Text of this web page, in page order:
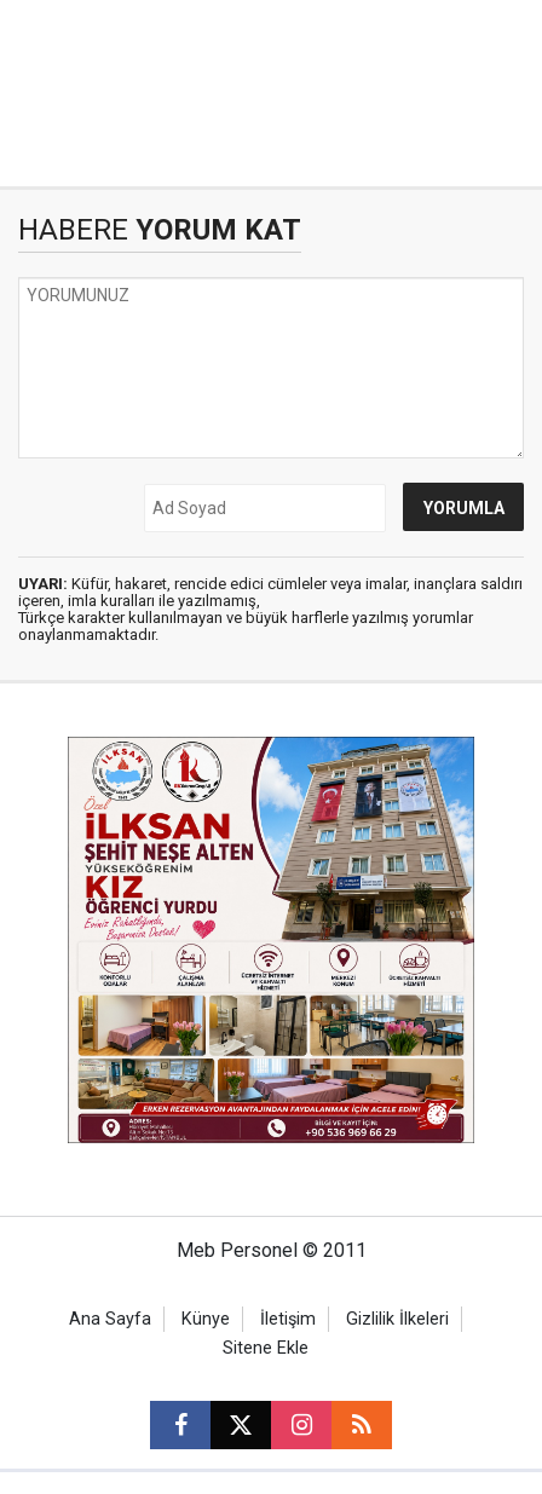
HABERE YORUM KAT
UYARI: Küfür, hakaret, rencide edici cümleler veya imalar, inançlara saldırı
içeren, imla kuralları ile yazılmamış,
Türkçe karakter kullanılmayan ve büyük harflerle yazılmış yorumlar
onaylanmamaktadır.
Meb Personel © 2011
Ana Sayfa Künye İletişim
Gizlilik İlkeleri
Sitene Ekle